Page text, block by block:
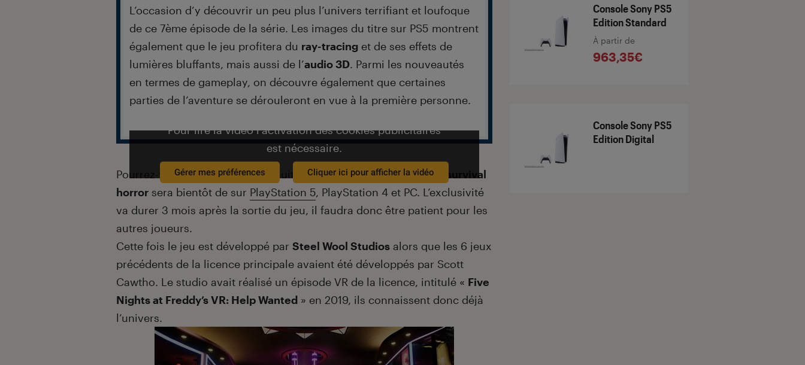
L’occasion d’y découvrir un peu plus l’univers terrifiant et loufoque
de ce 7ème épisode de la série. Les images du titre sur PS5 montrent
également que le jeu profitera du ray-tracing et de ses effets de
lumières bluffants, mais aussi de l’audio 3D. Parmi les nouveautés
en termes de gameplay, on découvre également que certaines
parties de l’aventure se dérouleront en vue à la première personne.
Pour lire la vidéo l’activation des cookies publicitaires
est nécessaire.
Gérer mes préférences Cliquer ici pour afficher la vidéo
Pourrez-vous tenir 5 nouvelles nuits chez Freddy ? La licence de
survival
horror sera bientôt de sur PlayStation 5, PlayStation 4 et PC. L’exclusivité
va durer 3 mois après la sortie du jeu, il faudra donc être patient pour les
autres joueurs.
Cette fois le jeu est développé par Steel Wool Studios alors que les 6 jeux
précédents de la licence principale avaient été développés par Scott
Cawtho. Le studio avait réalisé un épisode VR de la licence, intitulé « Five
Nights at Freddy’s VR: Help Wanted » en 2019, ils connaissent donc déjà
l’univers.
Console Sony PS5
Edition Standard
À partir de
963,35€
Console Sony PS5
Edition Digital